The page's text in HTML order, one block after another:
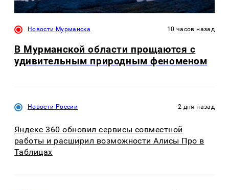
Новости Мурманска 10 часов назад
В Мурманской области прощаются с
удивительным природным феноменом
Новости России 2 дня назад
Яндекс 360 обновил сервисы совместной
работы и расширил возможности Алисы Про в
Таблицах